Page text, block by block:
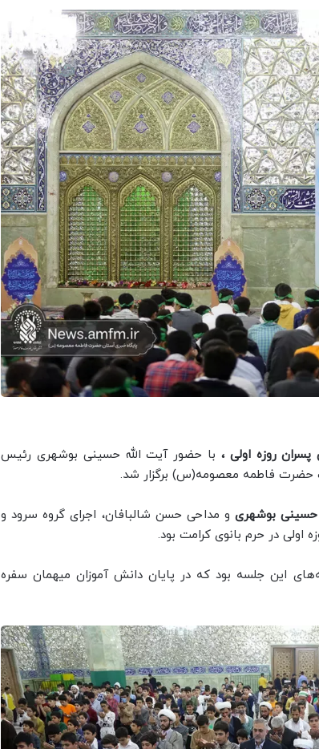
روزه اولی‌ ، با حضور آیت الله حسینی بوشهری رئیس
حضرت فاطمه معصومه(س) برگزار شد.
حسینی بوشهریو مداحی حسن شالبافان، اجرای گروه سرود و
اولی در حرم بانوی کرامت بود.
این جلسه بود که در پایان دانش آموزان میهمان سفره